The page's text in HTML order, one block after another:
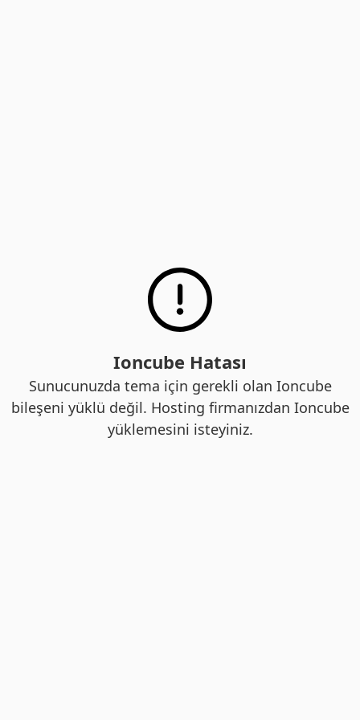
Ioncube Hatası
Sunucunuzda tema için gerekli olan Ioncube
bileşeni yüklü değil. Hosting firmanızdan Ioncube
yüklemesini isteyiniz.